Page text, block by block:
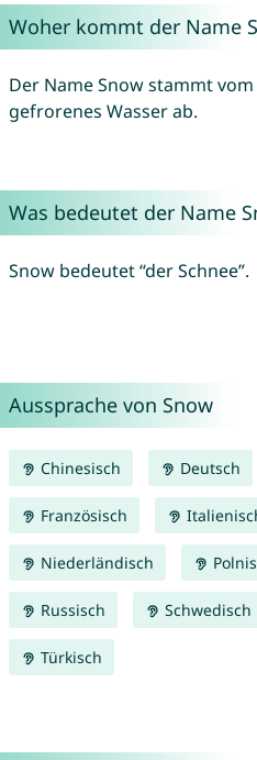
Woher kommt der Name
Der Name Snow stammt
gefrorenes Wasser ab.
Was bedeutet der Name
Snow bedeutet “der Schnee”.
Aussprache von Snow
Chinesisch Deutsch
Französisch
Niederländisch
Russisch Schwedisch
Türkisch